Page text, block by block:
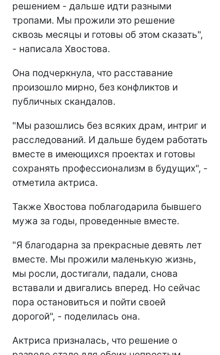
решением - дальше идти разными
тропами. Мы прожили это решение
сквозь месяцы и готовы об этом сказать",
- написала Хвостова.
Она подчеркнула, что расставание
произошло мирно, без конфликтов и
публичных скандалов.
"Мы разошлись без всяких драм, интриг и
расследований. И дальше будем работать
вместе в имеющихся проектах и готовы
сохранять профессионализм в будущих", -
отметила актриса.
Также Хвостова поблагодарила бывшего
мужа за годы, проведенные вместе.
"Я благодарна за прекрасные девять лет
вместе. Мы прожили маленькую жизнь,
мы росли, достигали, падали, снова
вставали и двигались вперед. Но сейчас
пора остановиться и пойти своей
дорогой", - поделилась она.
Актриса призналась, что решение о